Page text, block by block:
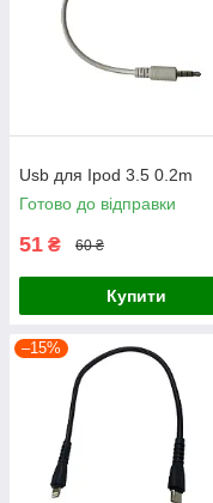
Usb для Ipod 3.5 0.2m
Готово до відправки
51 ₴ 60 ₴
Купити
–15%